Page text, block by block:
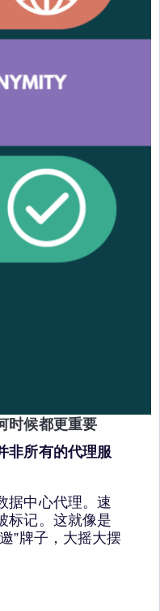
时候都更重要
非所有的代理服
据中心代理。速
标记。这就像是
”牌子，大摇大摆